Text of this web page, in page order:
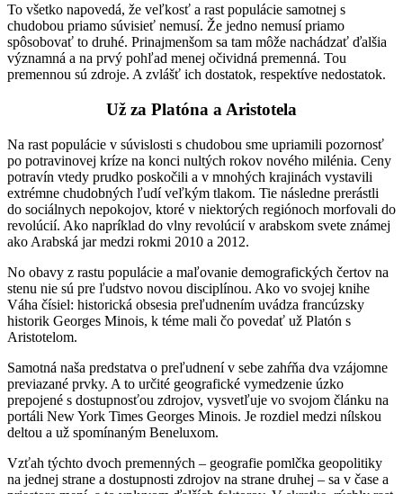
To všetko napovedá, že veľkosť a rast populácie samotnej s
chudobou priamo súvisieť nemusí. Že jedno nemusí priamo
spôsobovať to druhé. Prinajmenšom sa tam môže nachádzať ďalšia
významná a na prvý pohľad menej očividná premenná. Tou
premennou sú zdroje. A zvlášť ich dostatok, respektíve nedostatok.
Už za Platóna a Aristotela
Na rast populácie v súvislosti s chudobou sme upriamili pozornosť
po potravinovej kríze na konci nultých rokov nového milénia. Ceny
potravín vtedy prudko poskočili a v mnohých krajinách vystavili
extrémne chudobných ľudí veľkým tlakom. Tie následne prerástli
do sociálnych nepokojov, ktoré v niektorých regiónoch morfovali do
revolúcií. Ako napríklad do vlny revolúcií v arabskom svete známej
ako Arabská jar medzi rokmi 2010 a 2012.
No obavy z rastu populácie a maľovanie demografických čertov na
stenu nie sú pre ľudstvo novou disciplínou. Ako vo svojej knihe
Váha čísiel: historická obsesia preľudnením uvádza francúzsky
historik Georges Minois, k téme mali čo povedať už Platón s
Aristotelom.
Samotná naša predstatva o preľudnení v sebe zahŕňa dva vzájomne
previazané prvky. A to určité geografické vymedzenie úzko
prepojené s dostupnosťou zdrojov, vysvetľuje vo svojom článku na
portáli New York Times Georges Minois. Je rozdiel medzi nílskou
deltou a už spomínaným Beneluxom.
Vzťah týchto dvoch premenných – geografie pomlčka geopolitiky
na jednej strane a dostupnosti zdrojov na strane druhej – sa v čase a